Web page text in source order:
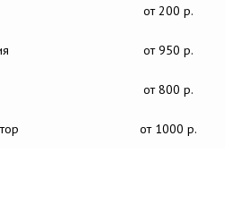
от 200 р.
от 950 р.
от 800 р.
от 1000 р.